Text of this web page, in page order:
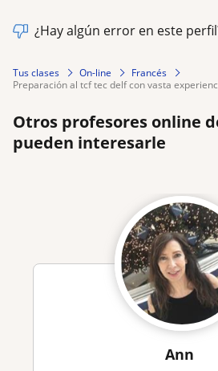
¿Hay algún error en este
Tus clases On-line
Francés
preparación al tcf tec delf con vasta
Otros profesores online
pueden interesarle
Ann